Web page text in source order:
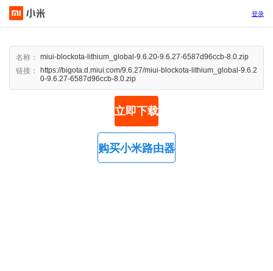
登录
名称：
miui-blockota-lithium_global-9.6.20-9.6.27-6587d96ccb-8.0.zip
链接：
https://bigota.d.miui.com/9.6.27/miui-blockota-lithium_global-9.6.2
0-9.6.27-6587d96ccb-8.0.zip
立即下载
购买小米路由器